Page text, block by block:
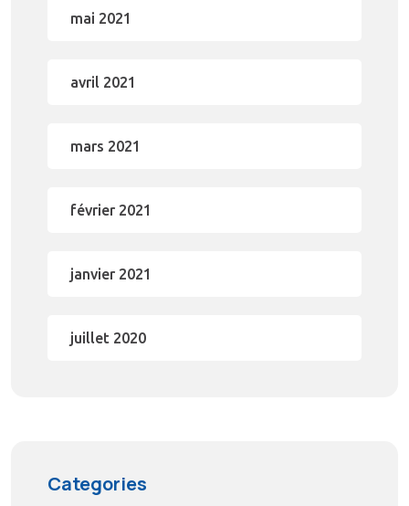
mai 2021
avril 2021
mars 2021
février 2021
janvier 2021
juillet 2020
Categories